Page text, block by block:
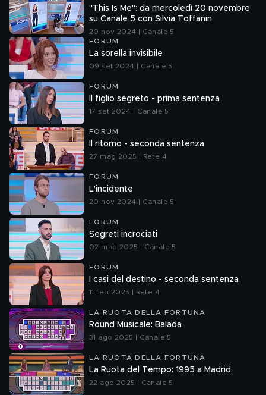
"This Is Me": da mercoledì 20 novembre
su Canale 5 con Silvia Toffanin
20 nov 2024 | Canale 5
FORUM
La sorella invisibile
09 set 2024 | Canale 5
FORUM
Il figlio segreto - prima sentenza
17 set 2024 | Canale 5
FORUM
Il ritorno - seconda sentenza
27 mag 2025 | Rete 4
FORUM
L'incidente
20 nov 2024 | Canale 5
FORUM
Segreti incrociati
02 mag 2025 | Canale 5
FORUM
I casi del destino - seconda sentenza
11 feb 2025 | Rete 4
LA RUOTA DELLA FORTUNA
Round Musicale: Balada
31 ago 2025 | Canale 5
LA RUOTA DELLA FORTUNA
La Ruota del Tempo: 1995 a Madrid
22 ago 2025 | Canale 5